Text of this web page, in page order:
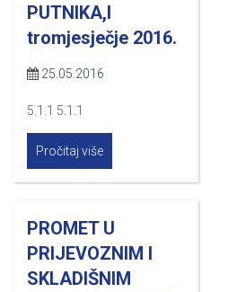
PUTNIKA,I
tromjesječje 2016.
25.05.2016
5.1.1 5.1.1
Pročitaj više
PROMET U
PRIJEVOZNIM I
SKLADIŠNIM